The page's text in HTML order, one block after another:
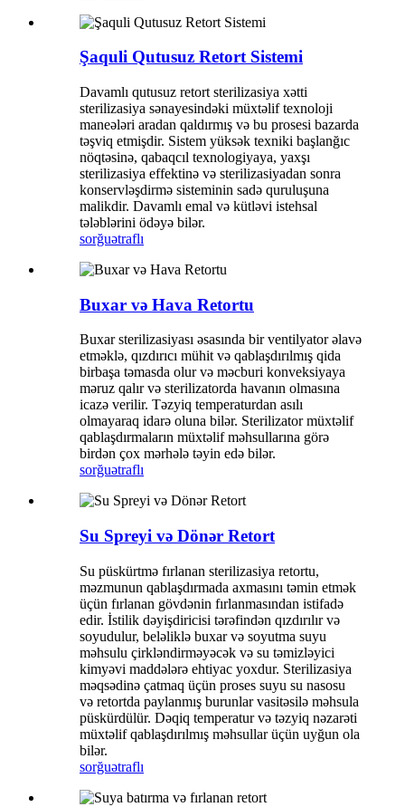
Şaquli Qutusuz Retort Sistemi
Davamlı qutusuz retort sterilizasiya xətti
sterilizasiya sənayesindəki müxtəlif texnoloji
maneələri aradan qaldırmış və bu prosesi bazarda
təşviq etmişdir. Sistem yüksək texniki başlanğıc
nöqtəsinə, qabaqcıl texnologiyaya, yaxşı
sterilizasiya effektinə və sterilizasiyadan sonra
konservləşdirmə sisteminin sadə quruluşuna
malikdir. Davamlı emal və kütləvi istehsal
tələblərini ödəyə bilər.
sorğuətraflı
Buxar və Hava Retortu
Buxar sterilizasiyası əsasında bir ventilyator əlavə
etməklə, qızdırıcı mühit və qablaşdırılmış qida
birbaşa təmasda olur və məcburi konveksiyaya
məruz qalır və sterilizatorda havanın olmasına
icazə verilir. Təzyiq temperaturdan asılı
olmayaraq idarə oluna bilər. Sterilizator müxtəlif
qablaşdırmaların müxtəlif məhsullarına görə
birdən çox mərhələ təyin edə bilər.
sorğuətraflı
Su Spreyi və Dönər Retort
Su püskürtmə fırlanan sterilizasiya retortu,
məzmunun qablaşdırmada axmasını təmin etmək
üçün fırlanan gövdənin fırlanmasından istifadə
edir. İstilik dəyişdiricisi tərəfindən qızdırılır və
soyudulur, beləliklə buxar və soyutma suyu
məhsulu çirkləndirməyəcək və su təmizləyici
kimyəvi maddələrə ehtiyac yoxdur. Sterilizasiya
məqsədinə çatmaq üçün proses suyu su nasosu
və retortda paylanmış burunlar vasitəsilə məhsula
püskürdülür. Dəqiq temperatur və təzyiq nəzarəti
müxtəlif qablaşdırılmış məhsullar üçün uyğun ola
bilər.
sorğuətraflı